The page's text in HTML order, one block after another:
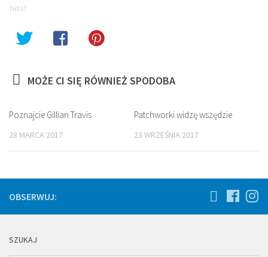
TWEET
MOŻE CI SIĘ RÓWNIEŻ SPODOBA
Poznajcie Gillian Travis
28 MARCA 2017
Patchworki widzę wszędzie
23 WRZEŚNIA 2017
OBSERWUJ:
SZUKAJ